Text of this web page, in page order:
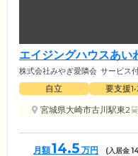
エイジングハウスあい
株式会社みやぎ愛隣会 サービス
自立 要支援
宮城県大崎市古川駅東2
月額14.5 万円 (入居金